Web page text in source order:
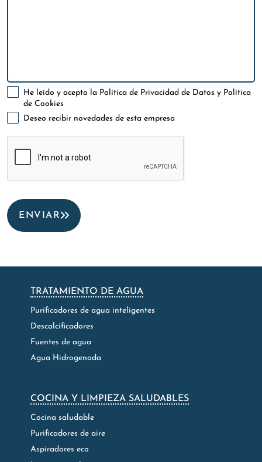
He leído y acepto la Política de Privacidad de Datos y Política
de Cookies
Deseo recibir novedades de esta empresa
ENVIAR
TRATAMIENTO DE AGUA
Purificadores de agua inteligentes
Descalcificadores
Fuentes de agua
Agua Hidrogenada
COCINA Y LIMPIEZA SALUDABLES
Cocina saludable
Purificadores de aire
Aspiradores eco